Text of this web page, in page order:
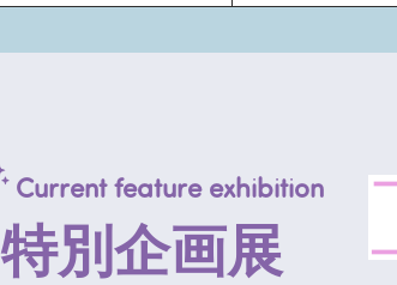
Current feature exhibition
特別企画展